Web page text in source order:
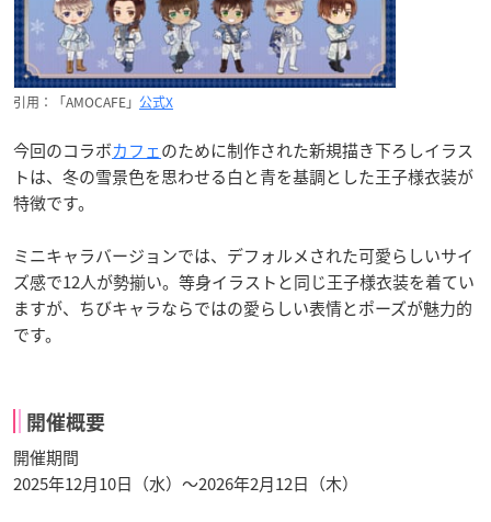
引用：「AMOCAFE」 公式X
今回のコラボカフェのために制作された新規描き下ろしイラス
トは、冬の雪景色を思わせる白と青を基調とした王子様衣装が
特徴です。
ミニキャラバージョンでは、デフォルメされた可愛らしいサイ
ズ感で12人が勢揃い。等身イラストと同じ王子様衣装を着てい
ますが、ちびキャラならではの愛らしい表情とポーズが魅力的
です。
開催概要
開催期間
2025年12月10日（水）〜2026年2月12日（木）